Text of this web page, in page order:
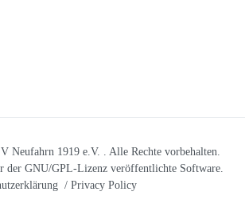
Neufahrn 1919 e.V. . Alle Rechte vorbehalten.
der GNU/GPL-Lizenz veröffentlichte Software.
/ Privacy Policy